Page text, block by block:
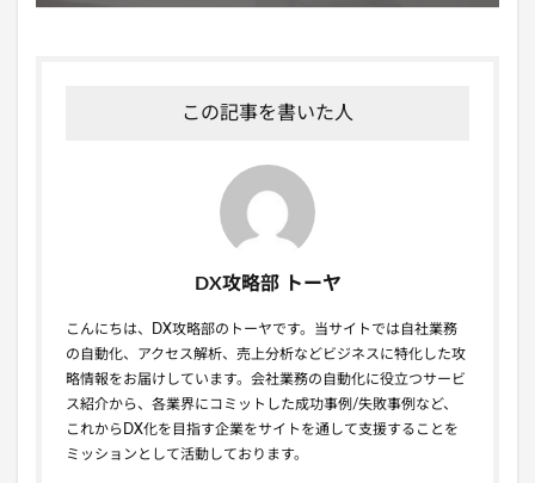
この記事を書いた人
DX攻略部 トーヤ
こんにちは、DX攻略部のトーヤです。当サイトでは自社業務
の自動化、アクセス解析、売上分析などビジネスに特化した攻
略情報をお届けしています。会社業務の自動化に役立つサービ
ス紹介から、各業界にコミットした成功事例/失敗事例など、
これからDX化を目指す企業をサイトを通して支援することを
ミッションとして活動しております。